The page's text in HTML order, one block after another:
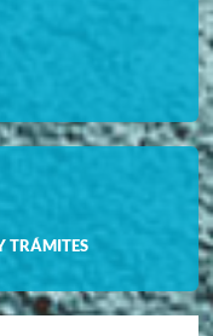
TRÁMITES